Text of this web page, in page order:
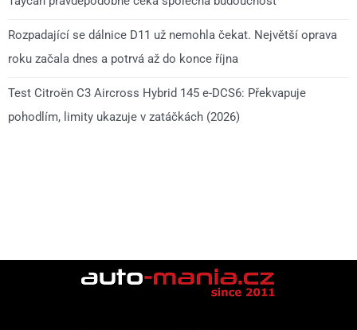
Rozpadající se dálnice D11 už nemohla čekat. Největší oprava
roku začala dnes a potrvá až do konce října
Test Citroën C3 Aircross Hybrid 145 e-DCS6: Překvapuje
pohodlím, limity ukazuje v zatáčkách (2026)